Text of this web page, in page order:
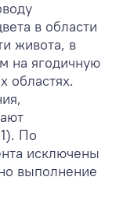
в области
живота, в
на ягодичную
областях.
По
исключены
выполнение